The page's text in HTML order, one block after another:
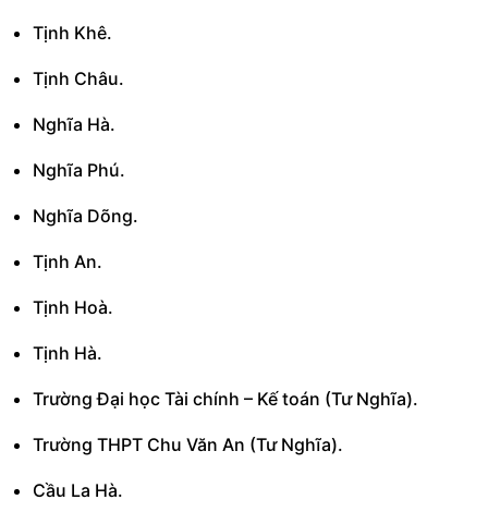
Tịnh Khê.
Tịnh Châu.
Nghĩa Hà.
Nghĩa Phú.
Nghĩa Dõng.
Tịnh An.
Tịnh Hoà.
Tịnh Hà.
Trường Đại học Tài chính – Kế toán (Tư Nghĩa).
Trường THPT Chu Văn An (Tư Nghĩa).
Cầu La Hà.